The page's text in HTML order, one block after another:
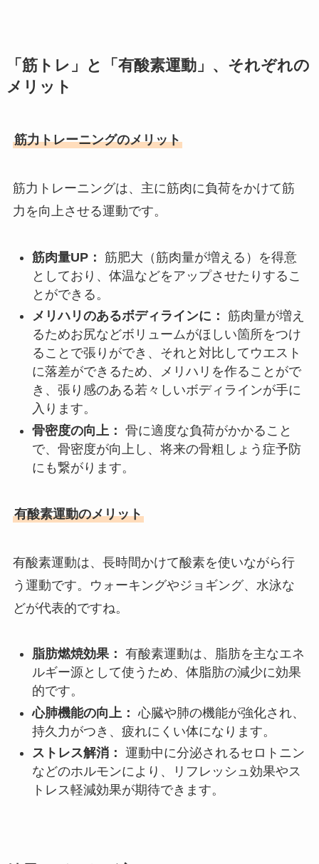
「筋トレ」と「有酸素運動」、それぞれの
メリット
筋力トレーニングのメリット
筋力トレーニングは、主に筋肉に負荷をかけて筋
力を向上させる運動です。
筋肉量UP： 筋肥大（筋肉量が増える）を得意
としており、体温などをアップさせたりするこ
とができる。
メリハリのあるボディラインに： 筋肉量が増え
るためお尻などボリュームがほしい箇所をつけ
ることで張りができ、それと対比してウエスト
に落差ができるため、メリハリを作ることがで
き、張り感のある若々しいボディラインが手に
入ります。
骨密度の向上： 骨に適度な負荷がかかること
で、骨密度が向上し、将来の骨粗しょう症予防
にも繋がります。
有酸素運動のメリット
有酸素運動は、長時間かけて酸素を使いながら行
う運動です。ウォーキングやジョギング、水泳な
どが代表的ですね。
脂肪燃焼効果： 有酸素運動は、脂肪を主なエネ
ルギー源として使うため、体脂肪の減少に効果
的です。
心肺機能の向上： 心臓や肺の機能が強化され、
持久力がつき、疲れにくい体になります。
ストレス解消： 運動中に分泌されるセロトニン
などのホルモンにより、リフレッシュ効果やス
トレス軽減効果が期待できます。